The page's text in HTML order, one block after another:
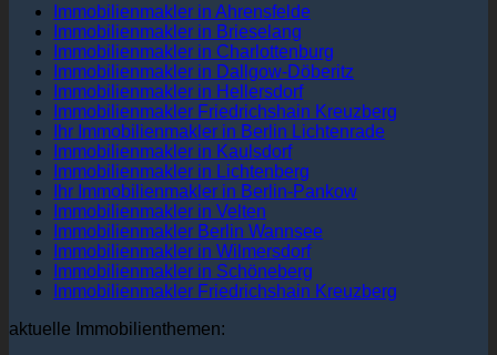
Immobilienmakler in Ahrensfelde
Immobilienmakler in Brieselang
Immobilienmakler in Charlottenburg
Immobilienmakler in Dallgow-Döberitz
Immobilienmakler in Hellersdorf
Immobilienmakler Friedrichshain Kreuzberg
Ihr Immobilienmakler in Berlin Lichtenrade
Immobilienmakler in Kaulsdorf
Immobilienmakler in Lichtenberg
Ihr Immobilienmakler in Berlin-Pankow
Immobilienmakler in Velten
Immobilienmakler Berlin Wannsee
Immobilienmakler in Wilmersdorf
Immobilienmakler in Schöneberg
Immobilienmakler Friedrichshain Kreuzberg
aktuelle Immobilienthemen: